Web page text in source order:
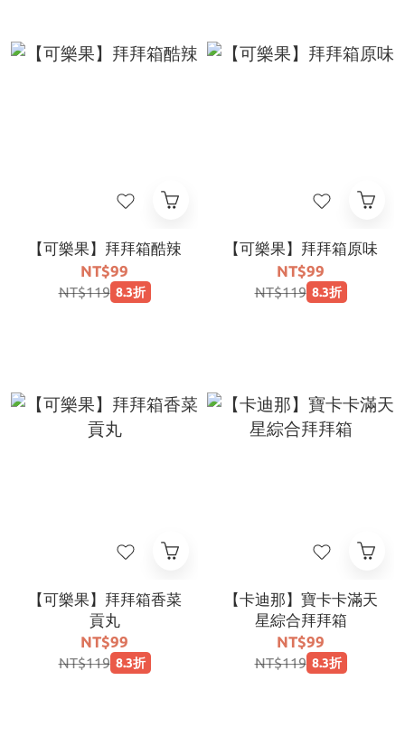
【可樂果】拜拜箱酷辣
NT$99
NT$119 8.3折
【可樂果】拜拜箱原味
NT$99
NT$119 8.3折
【可樂果】拜拜箱香菜
貢丸
NT$99
NT$119 8.3折
【卡迪那】寶卡卡滿天
星綜合拜拜箱
NT$99
NT$119 8.3折